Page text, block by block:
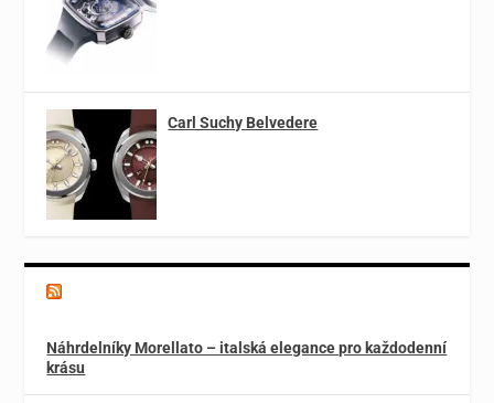
Carl Suchy Belvedere
Náhrdelníky Morellato – italská elegance pro každodenní
krásu